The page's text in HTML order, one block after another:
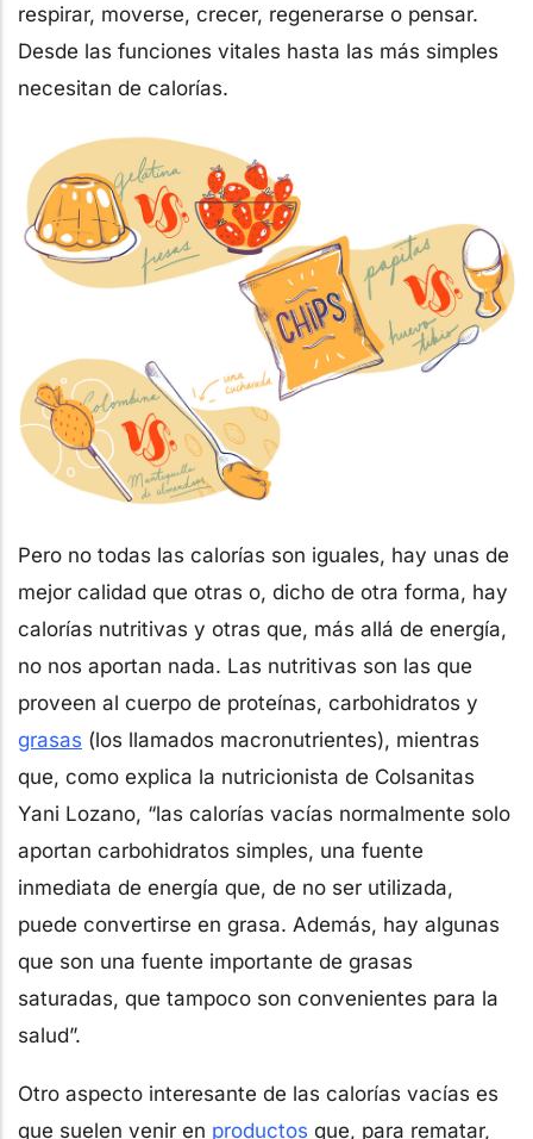
respirar, moverse, crecer, regenerarse o pensar.
Desde las funciones vitales hasta las más simples
necesitan de calorías.
Pero no todas las calorías son iguales, hay unas de
mejor calidad que otras o, dicho de otra forma, hay
calorías nutritivas y otras que, más allá de energía,
no nos aportan nada. Las nutritivas son las que
proveen al cuerpo de proteínas, carbohidratos y
grasas (los llamados macronutrientes), mientras
que, como explica la nutricionista de Colsanitas
Yani Lozano, “las calorías vacías normalmente solo
aportan carbohidratos simples, una fuente
inmediata de energía que, de no ser utilizada,
puede convertirse en grasa. Además, hay algunas
que son una fuente importante de grasas
saturadas, que tampoco son convenientes para la
salud”.
Otro aspecto interesante de las calorías vacías es
que suelen venir en productos que, para rematar,